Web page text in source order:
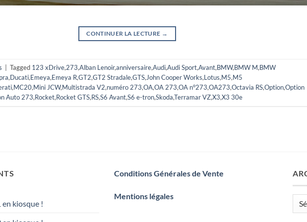
CONTINUER LA LECTURE →
Tagged 123 xDrive,273,Alban Lenoir,anniversaire,Audi,Audi Sport,Avant,BMW,BMW M,BMW
,Ducati,Emeya,Emeya R,GT2,GT2 Stradale,GTS,John Cooper Works,Lotus,M5,M5
,MC20,Mini JCW,Multistrada V2,numéro 273,OA,OA 273,OA n°273,OA273,Octavia RS,Option,Option
Auto 273,Rocket,Rocket GTS,RS,S6 Avant,S6 e-tron,Skoda,Terramar VZ,X3,X3 30e
kiosque !
Conditions Générales de Vente
Mentions légales